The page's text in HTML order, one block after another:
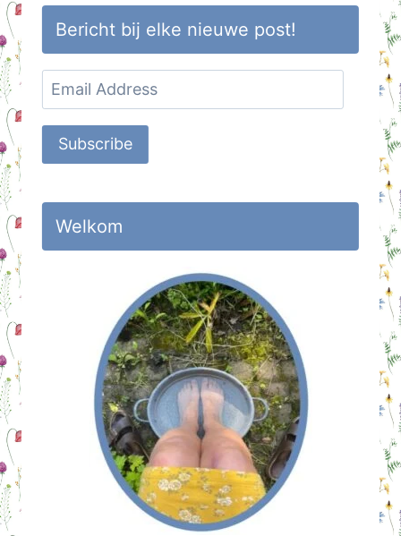
Bericht bij elke nieuwe post!
Email
Address
Subscribe
Welkom